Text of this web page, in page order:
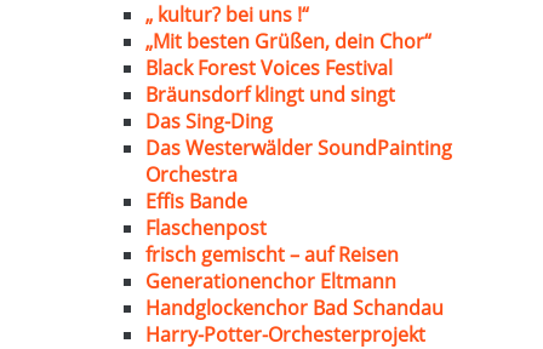
„ kultur? bei uns !“
„Mit besten Grüßen, dein Chor“
Black Forest Voices Festival
Bräunsdorf klingt und singt
Das Sing-Ding
Das Westerwälder SoundPainting
Orchestra
Effis Bande
Flaschenpost
frisch gemischt – auf Reisen
Generationenchor Eltmann
Handglockenchor Bad Schandau
Harry-Potter-Orchesterprojekt